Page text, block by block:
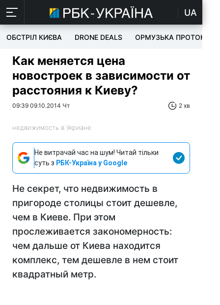
UA
ОБСТРІЛ КИЄВА DRONE DEALS ОРМУЗЬКА ПРОТОКА
Как меняется цена
новостроек в зависимости от
расстояния к Киеву?
09:39 09.10.2014 Чт 2 хв
недвижимость в Укриане
Не витрачай час на шум! Читай тільки
суть з РБК-Україна у Google
Не секрет, что недвижимость в
пригороде столицы стоит дешевле,
чем в Киеве. При этом
прослеживается закономерность:
чем дальше от Киева находится
комплекс, тем дешевле в нем стоит
квадратный метр.